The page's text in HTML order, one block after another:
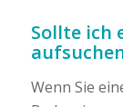
Sollte ich
Wenn Sie